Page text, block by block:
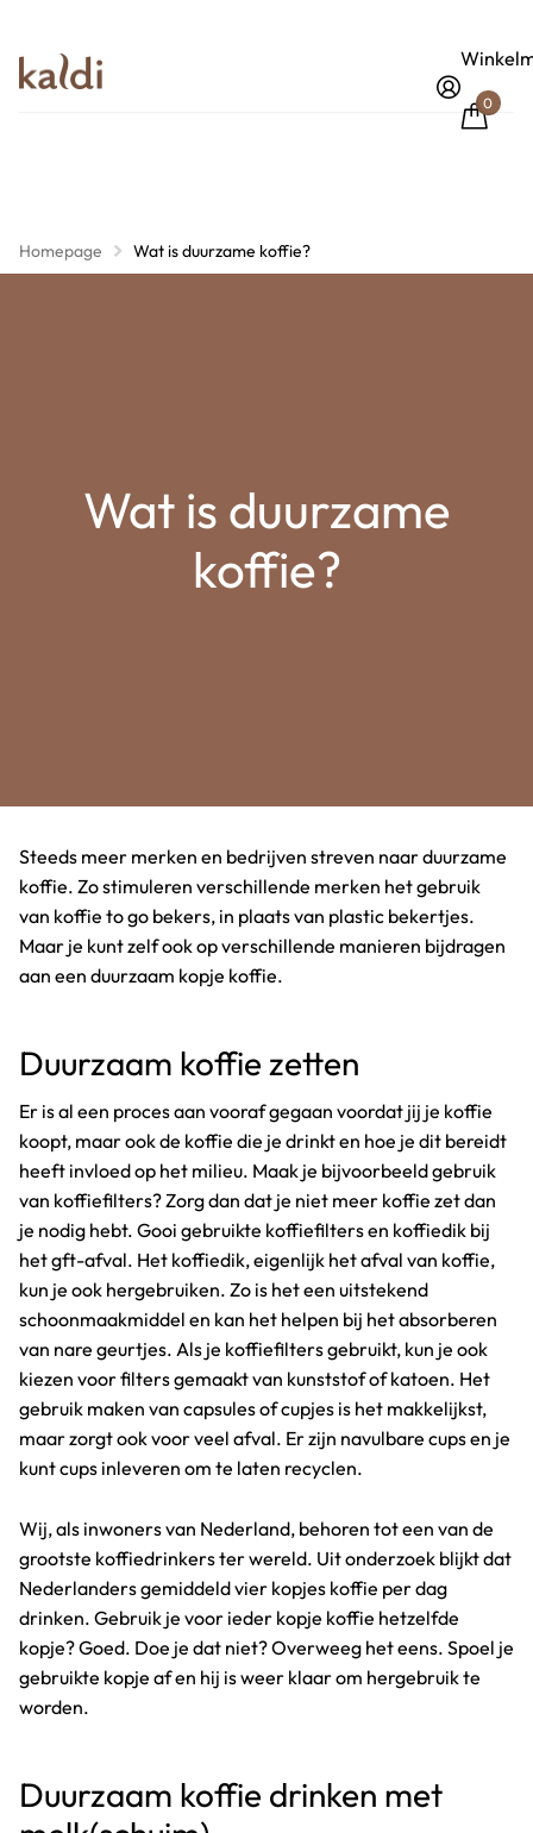
0
Homepage Wat is duurzame koffie?
Wat is duurzame
koffie?
Steeds meer merken en bedrijven streven naar duurzame
koffie. Zo stimuleren verschillende merken het gebruik
van koffie to go bekers, in plaats van plastic bekertjes.
Maar je kunt zelf ook op verschillende manieren bijdragen
aan een duurzaam kopje koffie.
Duurzaam koffie zetten
Er is al een proces aan vooraf gegaan voordat jij je koffie
koopt, maar ook de koffie die je drinkt en hoe je dit bereidt
heeft invloed op het milieu. Maak je bijvoorbeeld gebruik
van koffiefilters? Zorg dan dat je niet meer koffie zet dan
je nodig hebt. Gooi gebruikte koffiefilters en koffiedik bij
het gft-afval. Het koffiedik, eigenlijk het afval van koffie,
kun je ook hergebruiken. Zo is het een uitstekend
schoonmaakmiddel en kan het helpen bij het absorberen
van nare geurtjes. Als je koffiefilters gebruikt, kun je ook
kiezen voor filters gemaakt van kunststof of katoen. Het
gebruik maken van capsules of cupjes is het makkelijkst,
maar zorgt ook voor veel afval. Er zijn navulbare cups en je
kunt cups inleveren om te laten recyclen.
Wij, als inwoners van Nederland, behoren tot een van de
grootste koffiedrinkers ter wereld. Uit onderzoek blijkt dat
Nederlanders gemiddeld vier kopjes koffie per dag
drinken. Gebruik je voor ieder kopje koffie hetzelfde
kopje? Goed. Doe je dat niet? Overweeg het eens. Spoel je
gebruikte kopje af en hij is weer klaar om hergebruik te
worden.
Duurzaam koffie drinken met